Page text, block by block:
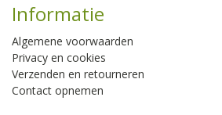
Informatie
Algemene voorwaarden
Privacy en cookies
Verzenden en retourneren
Contact opnemen